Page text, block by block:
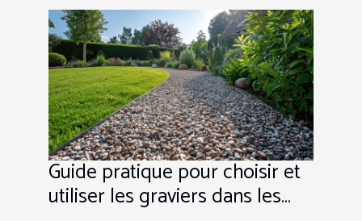
Guide pratique pour choisir et
utiliser les graviers dans les